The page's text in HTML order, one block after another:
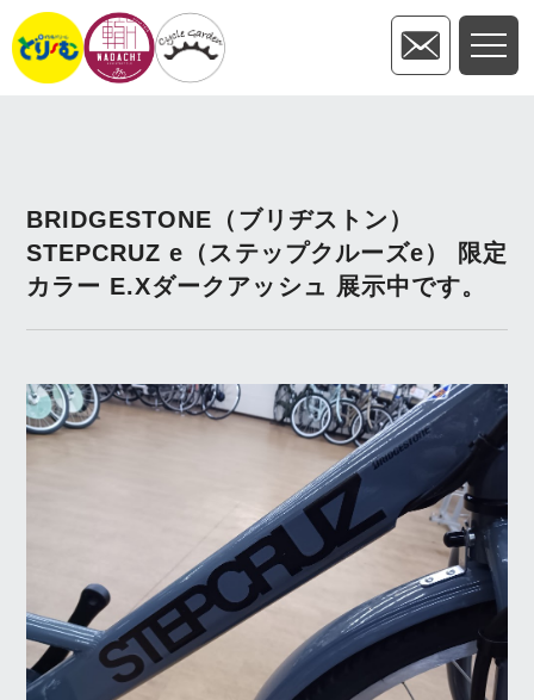
BRIDGESTONE（ブリヂストン）
STEPCRUZ e（ステップクルーズe） 限定
カラー E.Xダークアッシュ 展示中です。